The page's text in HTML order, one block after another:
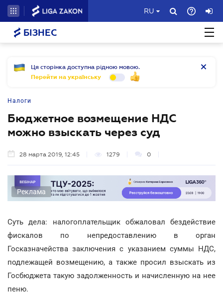
RU
БІЗНЕС
Ця сторінка доступна рідною мовою.
Перейти на українську
Налоги
Бюджетное возмещение НДС
можно взыскать через суд
28 марта 2019, 12:45 1279 0
Реклама
Суть дела: налогоплательщик обжаловал бездействие
фискалов по непредоставлению в орган
Госказначейства заключения с указанием суммы НДС,
подлежащей возмещению, а также просил взыскать из
Госбюджета такую задолженность и начисленную на нее
пеню.